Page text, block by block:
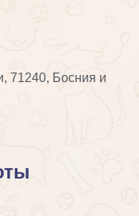
71240, Босния и